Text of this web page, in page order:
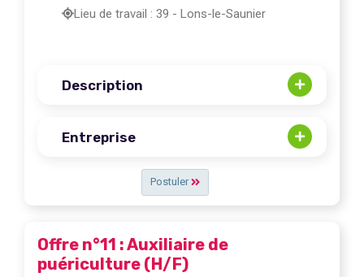
Postuler
Lieu de travail : 39 - Lons-le-Saunier
Description
Entreprise
Offre n°11 : Auxiliaire de
puériculture (H/F)